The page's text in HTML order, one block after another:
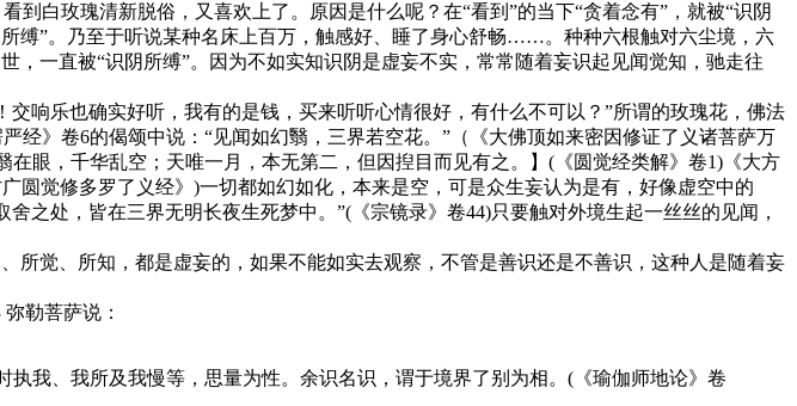
白玫瑰清新脱俗，又喜欢上了。原因是什么呢？在“看到”的当下“贪着念有”，就被“识阴
缚”。乃至于听说某种名床上百万，触感好、睡了身心舒畅……。种种六根触对六尘境，六
一直被“识阴所缚”。因为不如实知识阴是虚妄不实，常常随着妄识起见闻觉知，驰走往
乐也确实好听，我有的是钱，买来听听心情很好，有什么不可以？”所谓的玫瑰花，佛法
》卷6的偈颂中说：“见闻如幻翳，三界若空花。”（《大佛顶如来密因修证了义诸菩萨万
眼，千华乱空；天唯一月，本无第二，但因揑目而见有之。】(《圆觉经类解》卷1)《大方
圆觉修多罗了义经》)一切都如幻如化，本来是空，可是众生妄认为是有，好像虚空中的
之处，皆在三界无明长夜生死梦中。”(《宗镜录》卷44)只要触对外境生起一丝丝的见闻，
觉、所知，都是虚妄的，如果不能如实去观察，不管是善识还是不善识，这种人是随着妄
勒菩萨说：
我、我所及我慢等，思量为性。余识名识，谓于境界了别为相。(《瑜伽师地论》卷